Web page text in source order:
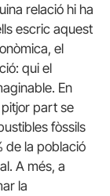
relació hi ha
escric aquest
el
qui el
En
part se
fòssils
de la població
A més, a
la